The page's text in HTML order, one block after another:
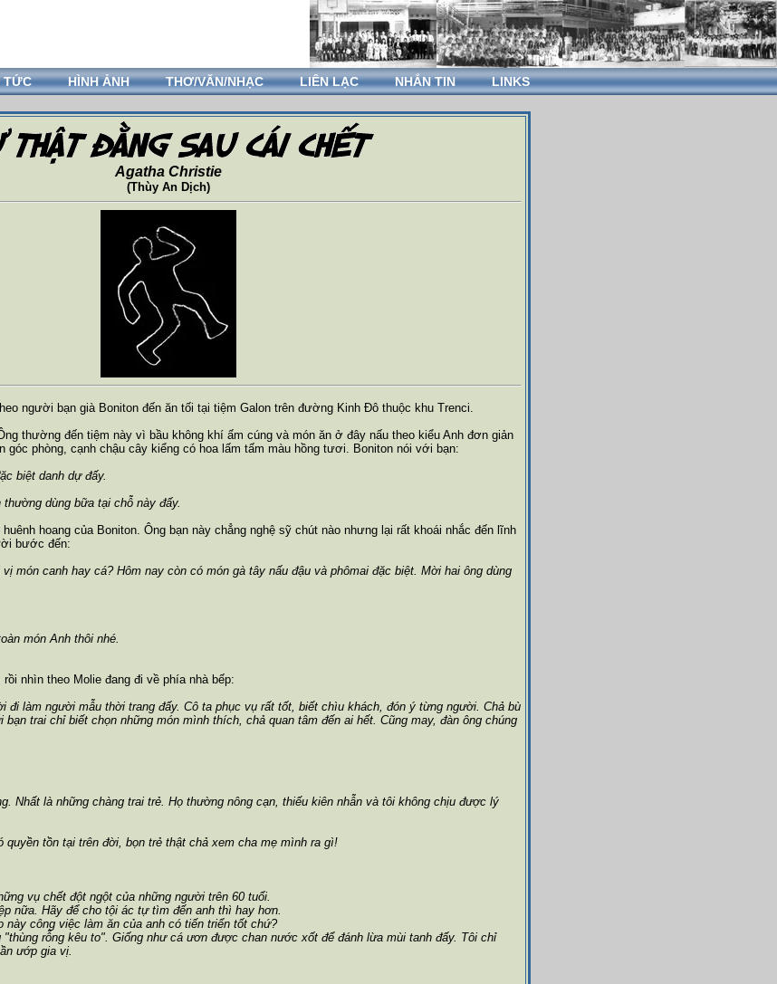
TỨC HÌNH ẢNH THƠ/VĂN/NHẠC LIÊN LẠC NHẮN TIN LINKS
Agatha Christie
(Thùy An Dịch)
người bạn già Boniton đến ăn tối tại tiệm Galon trên đường Kinh Đô thuộc khu Trenci.
thường đến tiệm này vì bầu không khí ấm cúng và món ăn ở đây nấu theo kiểu Anh đơn giản
góc phòng, cạnh chậu cây kiểng có hoa lấm tấm màu hồng tươi. Boniton nói với bạn:
biệt danh dự đấy.
dùng bữa tại chỗ này đấy.
hoang của Boniton. Ông bạn này chẳng nghệ sỹ chút nào nhưng lại rất khoái nhắc đến lĩnh
bước đến:
món canh hay cá? Hôm nay còn có món gà tây nấu đậu và phômai đặc biệt. Mời hai ông dùng
món Anh thôi nhé.
nhìn theo Molie đang đi về phía nhà bếp:
đi làm người mẫu thời trang đấy. Cô ta phục vụ rất tốt, biết chìu khách, đón ý từng người. Chả bù
trai chỉ biết chọn những món mình thích, chả quan tâm đến ai hết. Cũng may, đàn ông chúng
Nhất là những chàng trai trẻ. Họ thường nông cạn, thiếu kiên nhẫn và tôi không chịu được lý
quyền tồn tại trên đời, bọn trẻ thật chả xem cha mẹ mình ra gì!
vụ chết đột ngột của những người trên 60 tuổi.
nữa. Hãy để cho tội ác tự tìm đến anh thì hay hơn.
này công việc làm ăn của anh có tiến triển tốt chứ?
rỗng kêu to". Giống như cá ươn được chan nước xốt để đánh lừa mùi tanh đấy. Tôi chỉ
ướp gia vị.